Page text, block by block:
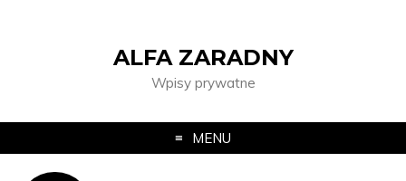
ALFA ZARADNY
Wpisy prywatne
MENU